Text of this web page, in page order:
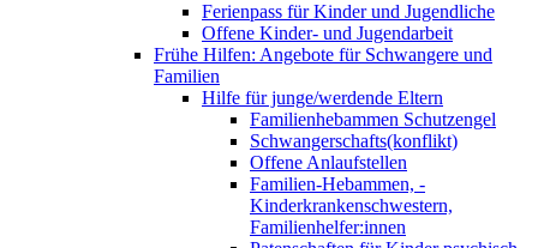
Ferienpass für Kinder und Jugendliche
Offene Kinder- und Jugendarbeit
Frühe Hilfen: Angebote für Schwangere und
Familien
Hilfe für junge/werdende Eltern
Familienhebammen Schutzengel
Schwangerschafts(konflikt)
Offene Anlaufstellen
Familien-Hebammen, -
Kinderkrankenschwestern,
Familienhelfer:innen